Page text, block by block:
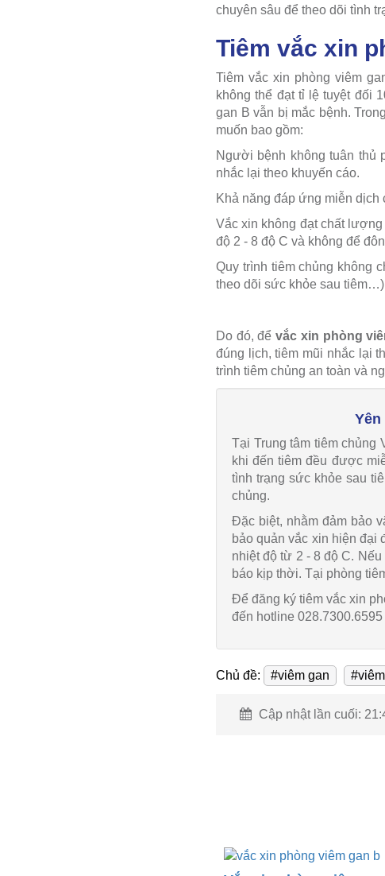
chuyên sâu để theo dõi tình
Tiêm vắc xin
Tiêm vắc xin phòng viêm
không thể đạt tỉ lệ tuyệt đối
gan B vẫn bị mắc bệnh.
muốn bao gồm:
Người bệnh không tuân thủ
nhắc lại theo khuyến cáo.
Khả năng đáp ứng miễn
Vắc xin không đạt chất
độ 2 - 8 độ C và không để
Quy trình tiêm chủng không
theo dõi sức khỏe sau tiêm…)
Do đó, đểvắc xin phòng
đúng lịch, tiêm mũi nhắc lại
trình tiêm chủng an toàn và
Yên
Tại Trung tâm tiêm chủng
khi đến tiêm đều được
tình trạng sức khỏe sau
chủng.
Đặc biệt, nhằm đảm bảo
bảo quản vắc xin hiện đại
nhiệt độ từ 2 - 8 độ C.
báo kịp thời. Tại phòng
Để đăng ký tiêm vắc xin
đến hotline
Chủ đề: #viêm gan
Cập nhật lần cuối: